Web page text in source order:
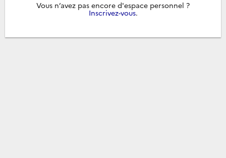
Vous n’avez pas encore d'espace personnel ?
Inscrivez-vous.